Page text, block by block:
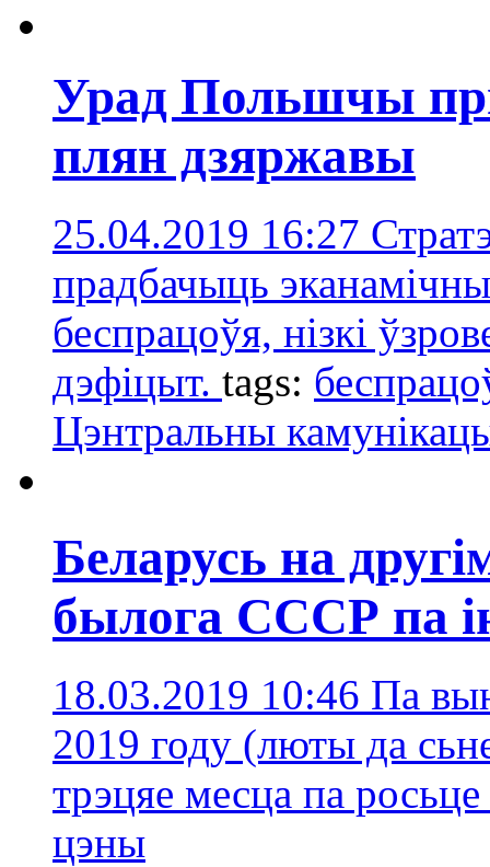
Урад Польшчы
плян дзяржавы
25.04.2019 16:27
прадбачыць
беспрацоўя, нізкі
дэфіцыт. tags:
Цэнтральны
Беларусь на
былога СССР па
18.03.2019 10:46 Па
2019 году (люты да
трэцяе месца па
цэны